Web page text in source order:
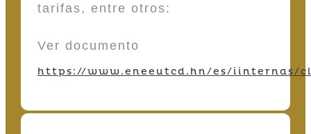
tarifas, entre otros:
Ver documento
https://www.eneeutcd.hn/es/iinternas/